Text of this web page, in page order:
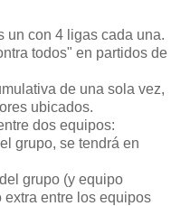
un con 4 ligas cada una.
todos" en partidos de
de una sola vez,
ubicados.
dos equipos:
grupo, se tendrá en
grupo (y equipo
entre los equipos